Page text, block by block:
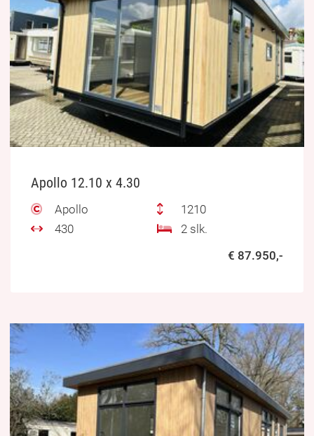
Apollo 12.10 x 4.30
Apollo
1210
430
2 slk.
€ 87.950,-